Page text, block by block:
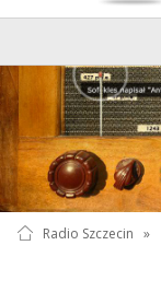
Radio Szczecin »